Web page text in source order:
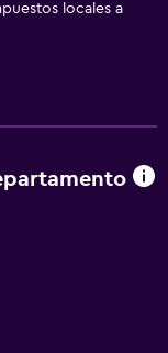
locales a